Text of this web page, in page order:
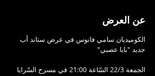
عن العرض
الكوميديان سامي فانوس في عرض ستاند أب
جديد "بابا عصبي"
الجمعة 22/3 السّاعة 21:00 في مسرح السّرايا